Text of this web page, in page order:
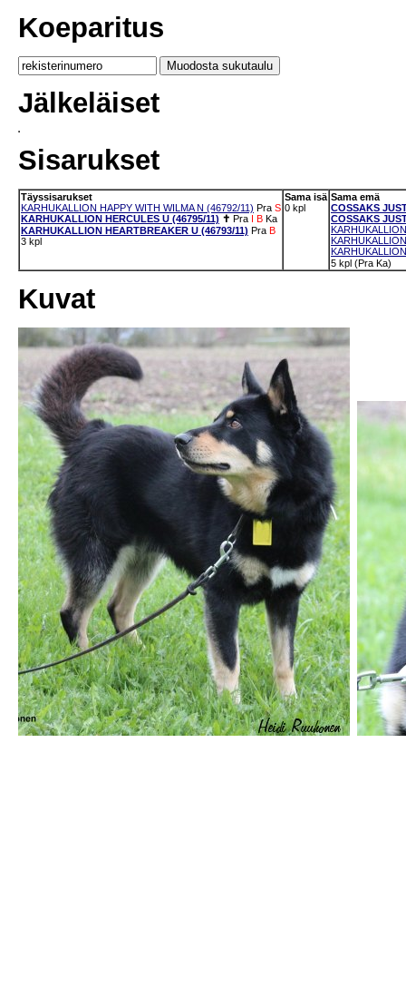
Koeparitus
Jälkeläiset
Sisarukset
Täyssisarukset
KARHUKALLION HAPPY WITH WILMA N (46792/11) Pra S
KARHUKALLION HERCULES U (46795/11) ✝ Pra I B Ka
KARHUKALLION HEARTBREAKER U (46793/11) Pra B
3 kpl
Sama isä
0 kpl
Sama emä
COSSAKS
COSSAKS
5 kpl (Pra Ka)
Kuvat